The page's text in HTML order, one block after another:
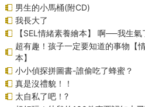
男生的小馬桶(附CD)
我長大了
【SEL情緒素養繪本】 啊──我生
超有趣！孩子一定要知道的事物【
本】
小小偵探拼圖書-誰偷吃了蜂蜜？
真是沒禮貌！！
太自私了吧！?